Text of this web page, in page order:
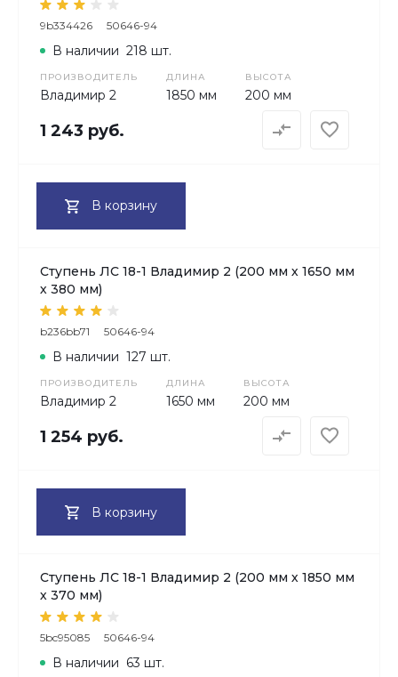
9b334426 50646-94
ПРОИЗВОДИТЕЛЬ
Владимир 2
ДЛИНА
1850 мм
ВЫСОТА
200 мм
В наличии 218 шт.
1 243 руб.
В корзину
Ступень ЛС 18-1 Владимир 2 (200 мм х 1650 мм
х 380 мм)
b236bb71 50646-94
ПРОИЗВОДИТЕЛЬ
Владимир 2
ДЛИНА
1650 мм
ВЫСОТА
200 мм
В наличии 127 шт.
1 254 руб.
В корзину
Ступень ЛС 18-1 Владимир 2 (200 мм х 1850 мм
х 370 мм)
5bc95085 50646-94
В наличии 63 шт.